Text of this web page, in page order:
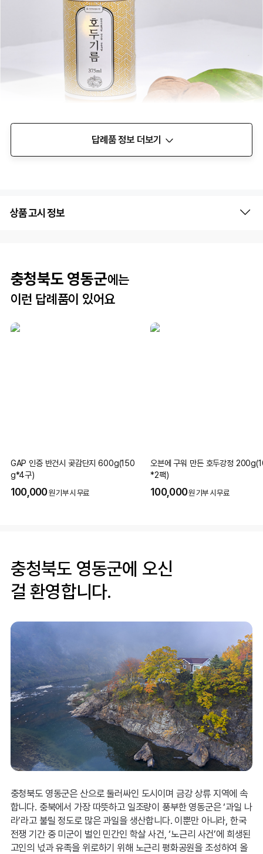
답례품 정보 더보기
상품 고시 정보
충청북도 영동군에는
이런 답례품이 있어요
GAP 인증 반건시 곶감단지 600g(150
g*4구)
100,000원 기부 시 무료
오븐에 구워 만든 호두강정
*2팩)
100,000원 기부 시 무료
충청북도 영동군에 오신
걸 환영합니다.
충청북도 영동군은 산으로 둘러싸인 도시이며 금강 상류 지역에 속
합니다. 충북에서 가장 따뜻하고 일조량이 풍부한 영동군은 ‘과일 나
라’라고 불릴 정도로 많은 과일을 생산합니다. 이뿐만 아니라, 한국
전쟁 기간 중 미군이 벌인 민간인 학살 사건, ‘노근리 사건’에 희생된
고인의 넋과 유족을 위로하기 위해 노근리 평화공원을 조성하여 올